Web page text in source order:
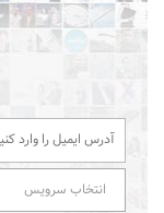
انتخاب سرویس